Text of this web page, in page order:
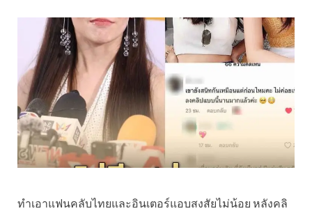
ทำเอาแฟนคลับไทยและอินเตอร์แอบสงสัยไม่น้อย หลังคลิ